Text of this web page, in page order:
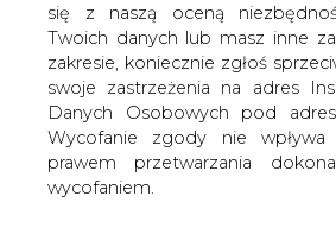
się z naszą oceną
Twoich danych lub masz inne
zakresie, koniecznie zgłoś
swoje zastrzeżenia na adres
Danych Osobowych pod adres
Wycofanie zgody nie
prawem przetwarzania
wycofaniem.
instalacji do wykorzystania metanu
Suszcu koło Jastrzębia-Zdroju
przedsięwzięciem w skali
twierdzą, że w skali światowej.
Nowe paliwo